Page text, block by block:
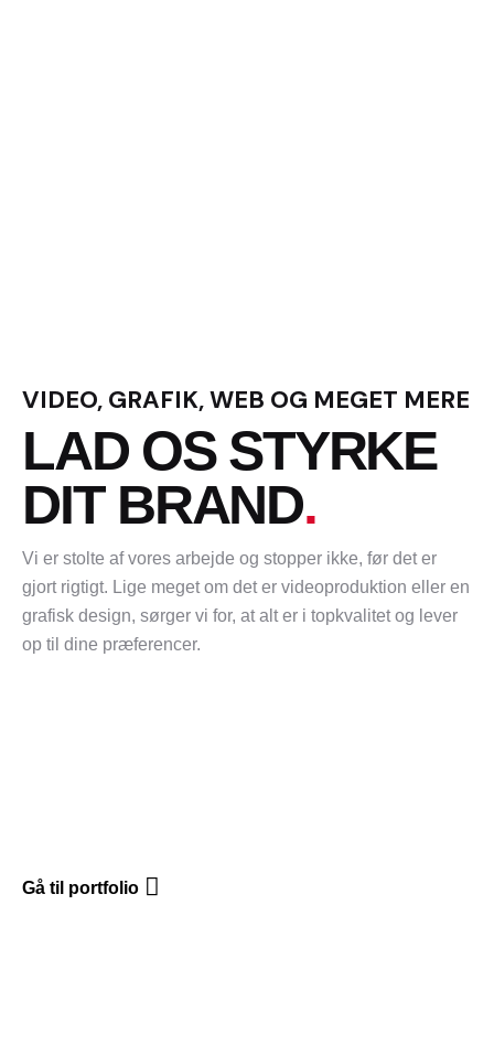
VIDEO, GRAFIK, WEB OG MEGET MERE
LAD OS STYRKE
DIT BRAND.
Vi er stolte af vores arbejde og stopper ikke, før det er
gjort rigtigt. Lige meget om det er videoproduktion eller en
grafisk design, sørger vi for, at alt er i topkvalitet og lever
op til dine præferencer.
Gå til portfolio